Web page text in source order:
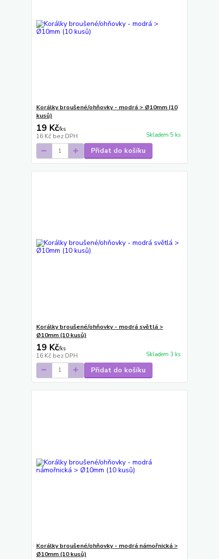
Korálky broušené/ohňovky - modrá > Ø10mm (10
kusů)
19 Kč/ks
16 Kč bez DPH Skladem 5 ks
Přidat do košíku
Korálky broušené/ohňovky - modrá světlá >
Ø10mm (10 kusů)
19 Kč/ks
16 Kč bez DPH Skladem 3 ks
Přidat do košíku
Korálky broušené/ohňovky - modrá námořnická >
Ø10mm (10 kusů)